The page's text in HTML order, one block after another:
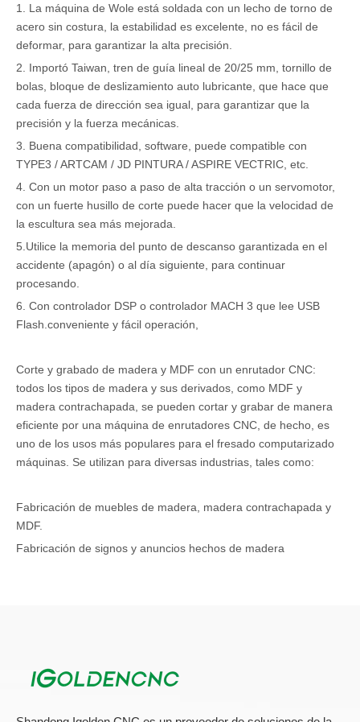
1. La máquina de Wole está soldada con un lecho de torno de
acero sin costura, la estabilidad es excelente, no es fácil de
deformar, para garantizar la alta precisión.
2. Importó Taiwan, tren de guía lineal de 20/25 mm, tornillo de
bolas, bloque de deslizamiento auto lubricante, que hace que
cada fuerza de dirección sea igual, para garantizar que la
precisión y la fuerza mecánicas.
3. Buena compatibilidad, software, puede compatible con
TYPE3 / ARTCAM / JD PINTURA / ASPIRE VECTRIC, etc.
4. Con un motor paso a paso de alta tracción o un servomotor,
con un fuerte husillo de corte puede hacer que la velocidad de
la escultura sea más mejorada.
5.Utilice la memoria del punto de descanso garantizada en el
accidente (apagón) o al día siguiente, para continuar
procesando.
6. Con controlador DSP o controlador MACH 3 que lee USB
Flash.conveniente y fácil operación,
Corte y grabado de madera y MDF con un enrutador CNC:
todos los tipos de madera y sus derivados, como MDF y
madera contrachapada, se pueden cortar y grabar de manera
eficiente por una máquina de enrutadores CNC, de hecho, es
uno de los usos más populares para el fresado computarizado
máquinas. Se utilizan para diversas industrias, tales como:
Fabricación de muebles de madera, madera contrachapada y
MDF.
Fabricación de signos y anuncios hechos de madera
Fabricación de piezas industriales de madera contrachapada y
MDF.